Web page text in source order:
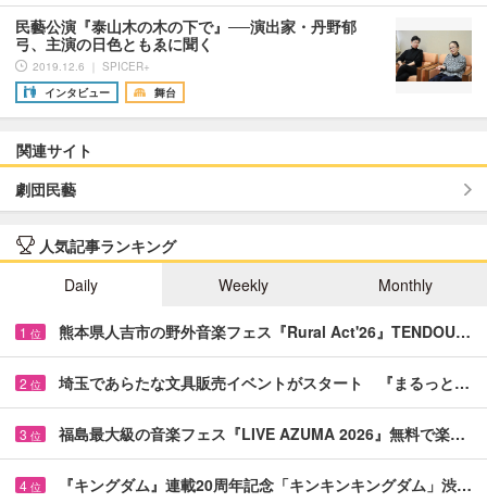
民藝公演『泰山木の木の下で』──演出家・丹野郁
弓、主演の日色ともゑに聞く
2019.12.6 ｜ SPICER+
インタビュー
舞台
関連サイト
劇団民藝
人気記事ランキング
Daily
Weekly Monthly
1 位 熊本県人吉市の野外音楽フェス『Rural Act'26』TENDOU…
2 位 埼玉であらたな文具販売イベントがスタート 『まるっと…
3 位 福島最大級の音楽フェス『LIVE AZUMA 2026』無料で楽…
4 位 『キングダム』連載20周年記念「キンキンキングダム」渋…